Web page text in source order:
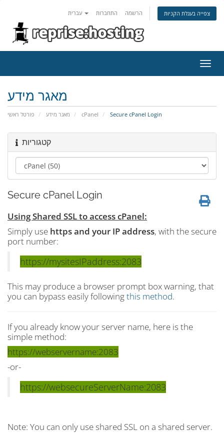
התחברות הרשמה צפייה בעגלת הקניות
ניווט
מאגר מידע
פורטל ראשי מאגר מידע cPanel Secure cPanel Login
קטגוריות
Secure cPanel Login
Using Shared SSL to access cPanel:
Simply use https and your IP address, with the secure
port number:
https://mysitesIPaddress:2083
This may produce a browser prompt box warning, that
you can bypass easily followingthis method.
If you already know your server name, here is the
simple method:
https://webservername:2083
-or-
https://websecureServerName:2083
Note: You can only use shared SSL on a shared server.